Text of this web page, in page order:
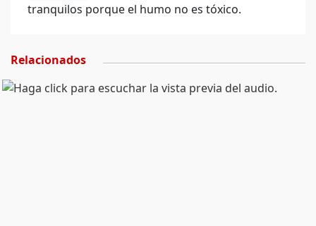
tranquilos porque el humo no es tóxico.
Relacionados